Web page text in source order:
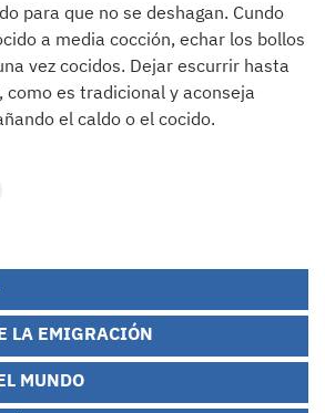
para que no se deshagan. Cundo
a media cocción, echar los bollos
vez cocidos. Dejar escurrir hasta
como es tradicional y aconseja
el caldo o el cocido.
LA EMIGRACIÓN
MUNDO